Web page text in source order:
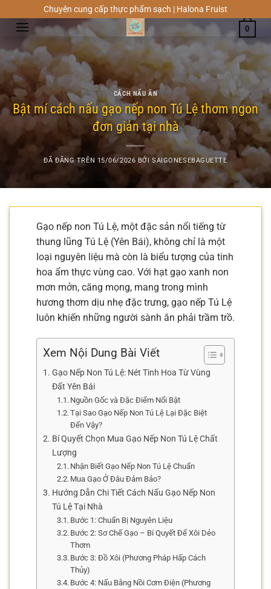
đến
dung
Chuyên cung cấp thực phẩm sạch | Halona Fruist
0
CÁCH NẤU ĂN
Bật mí cách nấu gạo nếp non Tú Lệ thơm ngon
đơn giản tại nhà
ĐÃ ĐĂNG TRÊN 15/06/2026 BỞISAIGONESEBAGUETTE
Gạo nếp non Tú Lệ, một đặc sản nổi tiếng từ
thung lũng Tú Lệ (Yên Bái), không chỉ là một
loại nguyên liệu mà còn là biểu tượng của tinh
hoa ẩm thực vùng cao. Với hạt gạo xanh non
mơn mởn, căng mọng, mang trong mình
hương thơm dịu nhẹ đặc trưng, gạo nếp Tú Lệ
luôn khiến những người sành ăn phải trầm trồ.
Xem Nội Dung Bài Viết
Gạo Nếp Non Tú Lệ: Nét Tinh Hoa Từ Vùng
Đất Yên Bái
Nguồn Gốc và Đặc Điểm Nổi Bật
Tại Sao Gạo Nếp Non Tú Lệ Lại Đặc Biệt
Đến Vậy?
Bí Quyết Chọn Mua Gạo Nếp Non Tú Lệ Chất
Lượng
Nhận Biết Gạo Nếp Non Tú Lệ Chuẩn
Mua Gạo Ở Đâu Đảm Bảo?
Hướng Dẫn Chi Tiết Cách Nấu Gạo Nếp Non
Tú Lệ Tại Nhà
Bước 1: Chuẩn Bị Nguyên Liệu
Bước 2: Sơ Chế Gạo – Bí Quyết Để Xôi Dẻo
Thơm
Bước 3: Đồ Xôi (Phương Pháp Hấp Cách
Thủy)
Bước 4: Nấu Bằng Nồi Cơm Điện (Phương